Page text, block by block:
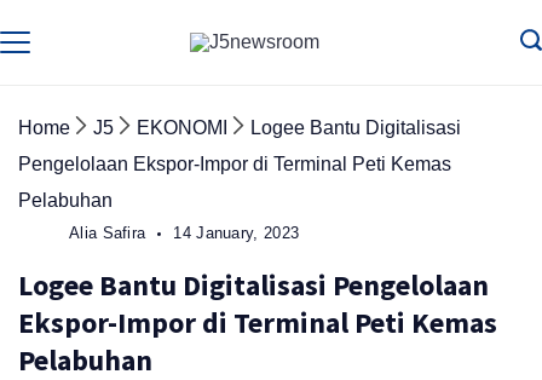
to
Home J5 EKONOMI
Logee Bantu Digitalisasi
Pengelolaan Ekspor-Impor di Terminal Peti Kemas
Pelabuhan
Alia Safira 14 January, 2023
Logee Bantu Digitalisasi Pengelolaan
Ekspor-Impor di Terminal Peti Kemas
Pelabuhan